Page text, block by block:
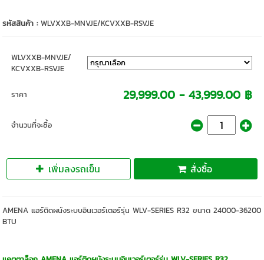
รหัสสินค้า :WLVXXB-MNVJE/KCVXXB-RSVJE
WLVXXB-MNVJE/
KCVXXB-RSVJE
ราคา 29,999.00 - 43,999.00 ฿
จำนวนที่จะซื้อ
เพิ่มลงรถเข็น สั่งซื้อ
AMENA แอร์ติดผนังระบบอินเวอร์เตอร์รุ่น WLV-SERIES R32 ขนาด 24000-36200
BTU